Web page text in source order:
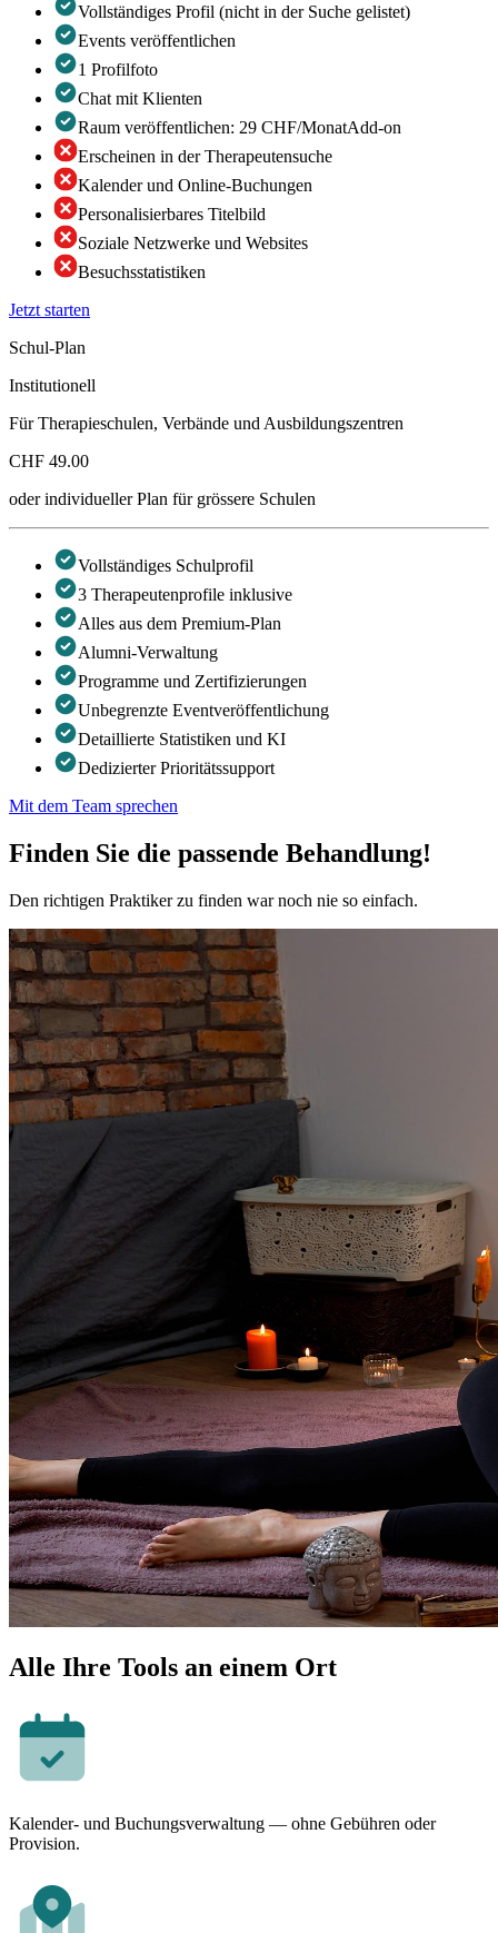
Vollständiges Profil (nicht in der Suche gelistet)
Events veröffentlichen
1 Profilfoto
Chat mit Klienten
Raum veröffentlichen: 29 CHF/MonatAdd-on
Erscheinen in der Therapeutensuche
Kalender und Online-Buchungen
Personalisierbares Titelbild
Soziale Netzwerke und Websites
Besuchsstatistiken
Jetzt starten
Schul-Plan
Institutionell
Für Therapieschulen, Verbände und Ausbildungszentren
CHF 49.00
oder individueller Plan für grössere Schulen
Vollständiges Schulprofil
3 Therapeutenprofile inklusive
Alles aus dem Premium-Plan
Alumni-Verwaltung
Programme und Zertifizierungen
Unbegrenzte Eventveröffentlichung
Detaillierte Statistiken und KI
Dedizierter Prioritätssupport
Mit dem Team sprechen
Finden Sie die passende Behandlung!
Den richtigen Praktiker zu finden war noch nie so einfach.
Alle Ihre Tools an einem Ort
Kalender- und Buchungsverwaltung — ohne Gebühren oder
Provision.